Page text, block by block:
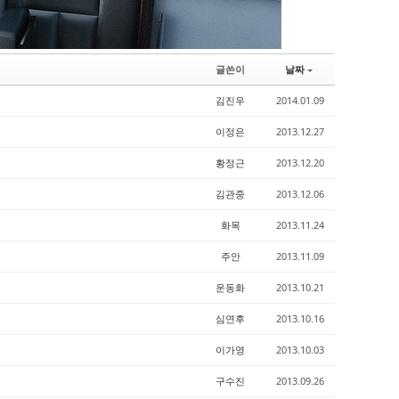
글쓴이 날짜
김진우 2014.01.09
이정은 2013.12.27
황정근 2013.12.20
김관중 2013.12.06
화목 2013.11.24
주안 2013.11.09
운동화 2013.10.21
심연후 2013.10.16
이가영 2013.10.03
구수진 2013.09.26